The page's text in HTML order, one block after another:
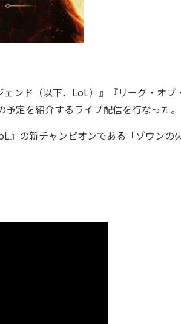
ンド（以下、LoL）』『リーグ・オブ
定を紹介するライブ配信を行なった。
』の新チャンピオンである「ゾウンの